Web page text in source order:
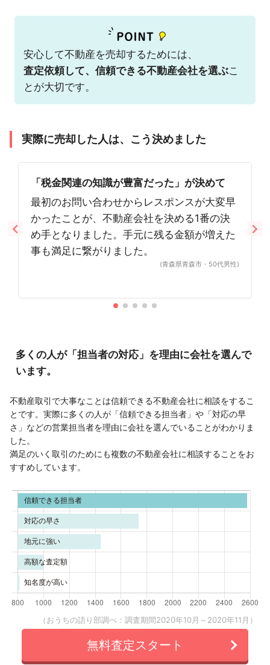
安心して不動産を売却するためには、
査定依頼して、信頼できる不動産会社を選ぶこ
とが大切です。
実際に売却した人は、こう決めました
「税金関連の知識が豊富だった」が決めて
最初のお問い合わせからレスポンスが大変早
かったことが、不動産会社を決める1番の決
め手となりました。手元に残る金額が増えた
事も満足に繋がりました。
(青森県青森市・50代男性)
多くの人が「担当者の対応」を理由に会社を選んで
います。
不動産取引で大事なことは信頼できる不動産会社に相談をするこ
とです。実際に多くの人が「信頼できる担当者」や「対応の早
さ」などの営業担当者を理由に会社を選んでいることがわかりま
した。
満足のいく取引のためにも複数の不動産会社に相談することをお
すすめしています。
（おうちの語り部調べ：調査期間2020年10月～2020年11月）
無料査定スタート